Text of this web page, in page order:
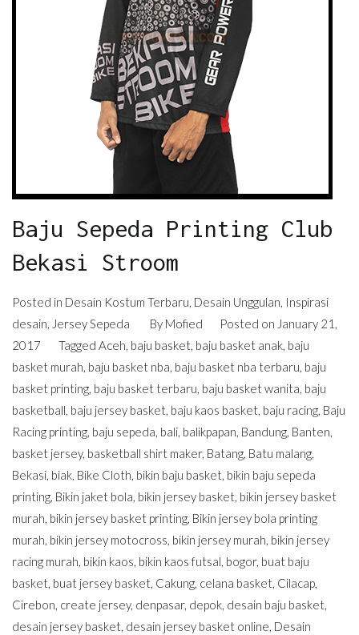
Baju Sepeda Printing Club
Bekasi Stroom
Posted in Desain Kostum Terbaru, Desain Unggulan, Inspirasi
desain, Jersey Sepeda By Mofied Posted on January 21,
2017
Tagged Aceh, baju basket, baju basket anak, baju
basket murah, baju basket nba, baju basket nba terbaru, baju
basket printing, baju basket terbaru, baju basket wanita, baju
basketball, baju jersey basket, baju kaos basket, baju racing, Baju
Racing printing, baju sepeda, bali, balikpapan, Bandung, Banten,
basket jersey, basketball shirt maker, Batang, Batu malang,
Bekasi, biak, Bike Cloth, bikin baju basket, bikin baju sepeda
printing, Bikin jaket bola, bikin jersey basket, bikin jersey basket
murah, bikin jersey basket printing, Bikin jersey bola printing
murah, bikin jersey motocross, bikin jersey murah, bikin jersey
racing murah, bikin kaos, bikin kaos futsal, bogor, buat baju
basket, buat jersey basket, Cakung, celana basket, Cilacap,
Cirebon, create jersey, denpasar, depok, desain baju basket,
desain jersey basket, desain jersey basket online, Desain